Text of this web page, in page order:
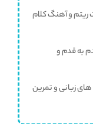
و آهنگ کلام
به قدم و
زبانی و تمرین